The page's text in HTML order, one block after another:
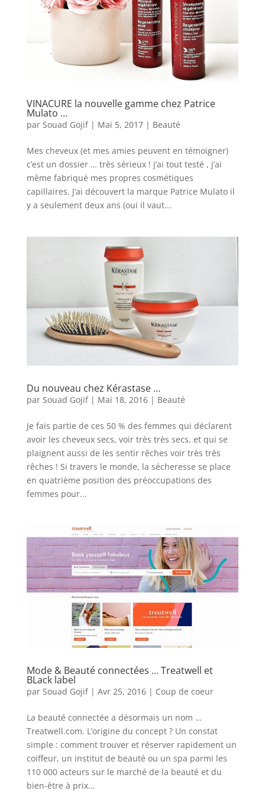
VINACURE la nouvelle gamme chez Patrice
Mulato …
par Souad Gojif| Mai 5, 2017| Beauté
Mes cheveux (et mes amies peuvent en témoigner)
c’est un dossier … très sérieux ! j’ai tout testé , j’ai
même fabriqué mes propres cosmétiques
capillaires. J’ai découvert la marque Patrice Mulato il
y a seulement deux ans (oui il vaut...
Du nouveau chez Kérastase …
par Souad Gojif| Mai 18, 2016| Beauté
Je fais partie de ces 50 % des femmes qui déclarent
avoir les cheveux secs, voir très très secs, et qui se
plaignent aussi de les sentir rêches voir très très
rêches ! Si travers le monde, la sécheresse se place
en quatrième position des préoccupations des
femmes pour...
Mode & Beauté connectées … Treatwell et
BLack label
par Souad Gojif| Avr 25, 2016| Coup de coeur
La beauté connectée a désormais un nom …
Treatwell.com. L’origine du concept ? Un constat
simple : comment trouver et réserver rapidement un
coiffeur, un institut de beauté ou un spa parmi les
110 000 acteurs sur le marché de la beauté et du
bien-être à prix...